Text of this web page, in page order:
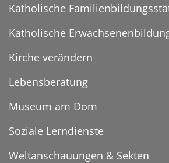
Katholische
Katholische
Kirche verändern
Lebensberatung
Museum am Dom
Soziale Lerndienste
Weltanschauungen & Sekten